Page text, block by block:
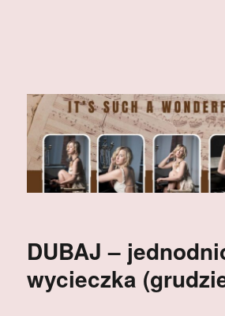
DUBAJ –
wycieczka